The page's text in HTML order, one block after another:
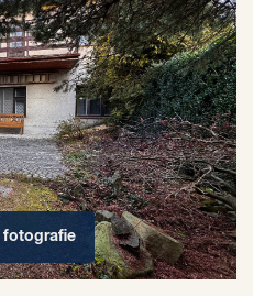
fotografie